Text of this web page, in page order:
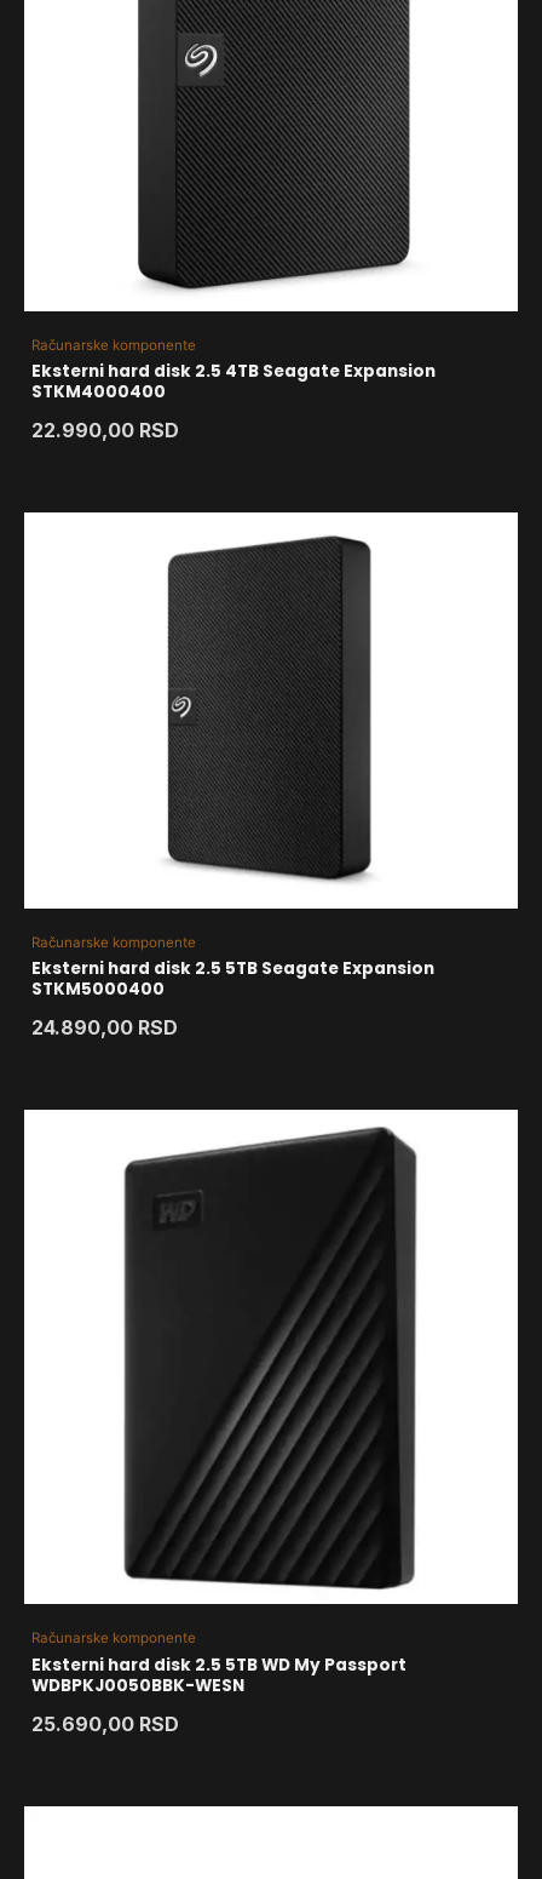
Računarske komponente
Eksterni hard disk 2.5 4TB Seagate Expansion
STKM4000400
22.990,00 RSD
Računarske komponente
Eksterni hard disk 2.5 5TB Seagate Expansion
STKM5000400
24.890,00 RSD
Računarske komponente
Eksterni hard disk 2.5 5TB WD My Passport
WDBPKJ0050BBK-WESN
25.690,00 RSD